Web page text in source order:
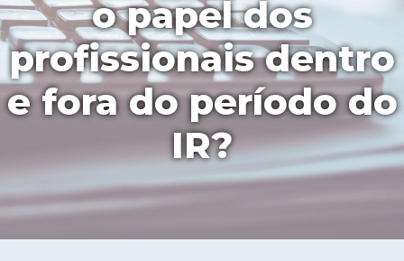
o papel dos
profissionais dentro
e fora do período do
IR?